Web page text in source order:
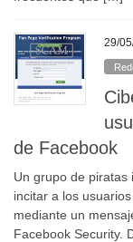
29/
de Facebook
Un grupo de piratas
incitar a los
mediante un
Facebook Security.